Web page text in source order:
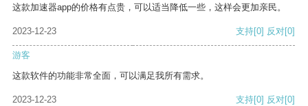
这款加速器app的价格有点贵，可以适当降低一些，这样会更加亲民。
2023-12-23 支持[0] 反对[0]
游客
这款软件的功能非常全面，可以满足我所有需求。
2023-12-23 支持[0] 反对[0]